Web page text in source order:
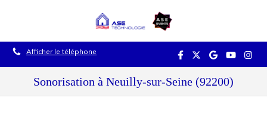
Afficher le téléphone
Sonorisation à Neuilly-sur-Seine (92200)